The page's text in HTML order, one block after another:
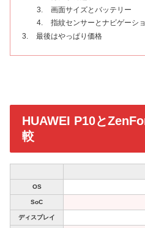
画面サイズとバッテリー
指紋センサーとナビゲーシ
最後はやっぱり価格
HUAWEI P10と
較
OS
SoC
ディスプレイ